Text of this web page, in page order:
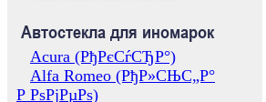
Автостекла для иномарок
Acura (РђРєСѓСЂР°)
Alfa Romeo (РђР»СЊС„Р°
Р РѕРјРµРѕ)